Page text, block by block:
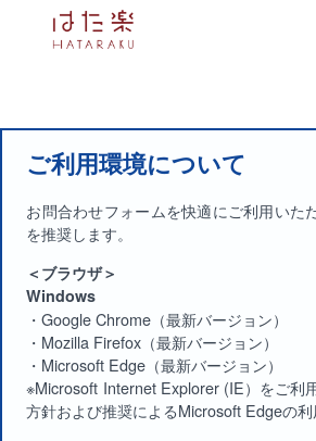
ご利用環境について
お問合わせフォームを快適にご利用いた
を推奨します。
＜ブラウザ＞
Windows
・Google Chrome（最新バージョン）
・Mozilla Firefox（最新バージョン）
・Microsoft Edge（最新バージョン）
※Microsoft Internet Explorer (IE）をご利
方針および推奨によるMicrosoft Edgeの利